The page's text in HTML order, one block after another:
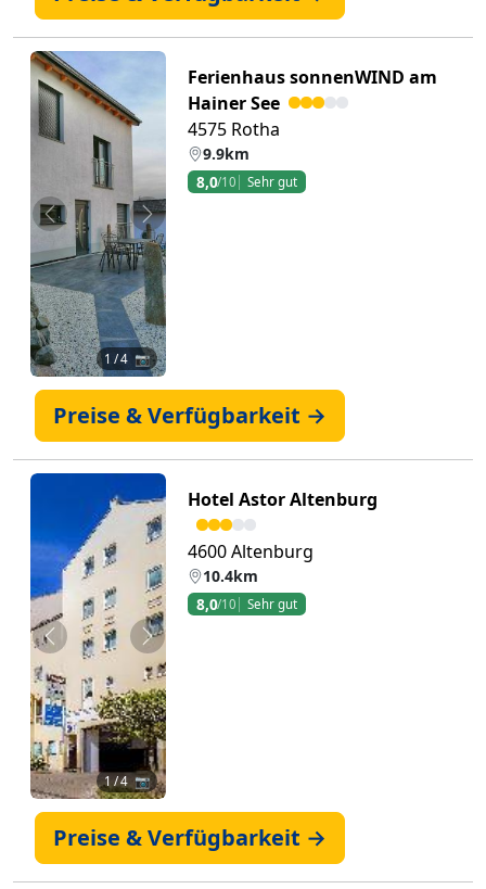
Zurück Weiter
1 / 4 📷
Ferienhaus sonnenWIND am
Hainer See
4575 Rotha
9.9km
8,0/10 Sehr gut
Preise & Verfügbarkeit →
Zurück Weiter
1 / 4 📷
Hotel Astor Altenburg
4600 Altenburg
10.4km
8,0/10 Sehr gut
Preise & Verfügbarkeit →